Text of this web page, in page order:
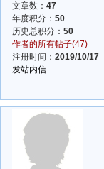
文章数： 47
年度积分： 50
历史总积分： 50
作者的所有帖子(47)
注册时间： 2019/10/17
发站内信